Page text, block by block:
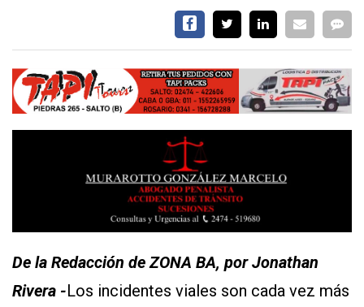
De la Redacción de ZONA BA, por Jonathan
Rivera -Los incidentes viales son cada vez más